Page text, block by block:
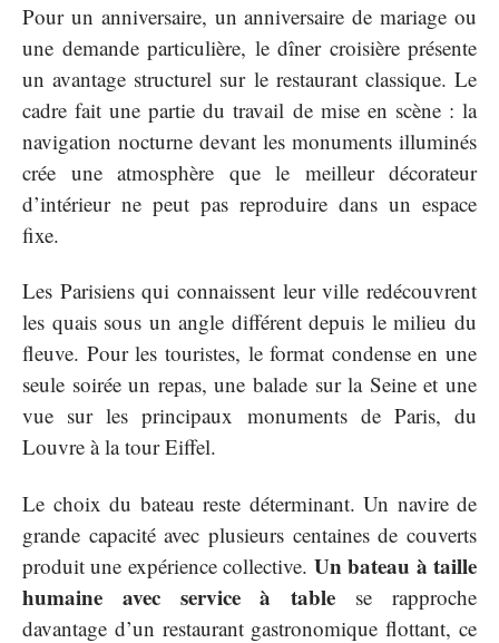
Pour un anniversaire, un anniversaire de mariage ou
une demande particulière, le dîner croisière présente
un avantage structurel sur le restaurant classique. Le
cadre fait une partie du travail de mise en scène : la
navigation nocturne devant les monuments illuminés
crée une atmosphère que le meilleur décorateur
d’intérieur ne peut pas reproduire dans un espace
fixe.
Les Parisiens qui connaissent leur ville redécouvrent
les quais sous un angle différent depuis le milieu du
fleuve. Pour les touristes, le format condense en une
seule soirée un repas, une balade sur la Seine et une
vue sur les principaux monuments de Paris, du
Louvre à la tour Eiffel.
Le choix du bateau reste déterminant. Un navire de
grande capacité avec plusieurs centaines de couverts
produit une expérience collective. Un bateau à taille
humaine avec service à table se rapproche
davantage d’un restaurant gastronomique flottant, ce